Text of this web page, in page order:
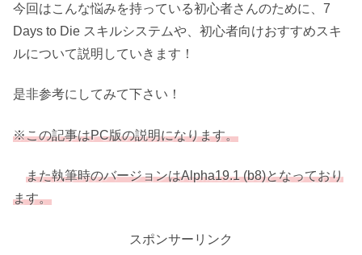
今回はこんな悩みを持っている初心者さんのために、7
Days to Die スキルシステムや、初心者向けおすすめスキ
ルについて説明していきます！
是非参考にしてみて下さい！
※この記事はPC版の説明になります。
また執筆時のバージョンはAlpha19.1 (b8)となっており
ます。
スポンサーリンク